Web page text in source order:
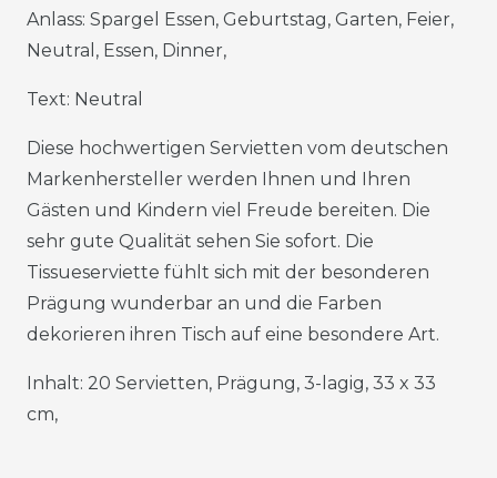
Anlass: Spargel Essen, Geburtstag, Garten, Feier,
Neutral, Essen, Dinner,
Text: Neutral
Diese hochwertigen Servietten vom deutschen
Markenhersteller werden Ihnen und Ihren
Gästen und Kindern viel Freude bereiten. Die
sehr gute Qualität sehen Sie sofort. Die
Tissueserviette fühlt sich mit der besonderen
Prägung wunderbar an und die Farben
dekorieren ihren Tisch auf eine besondere Art.
Inhalt: 20 Servietten, Prägung, 3-lagig, 33 x 33
cm,